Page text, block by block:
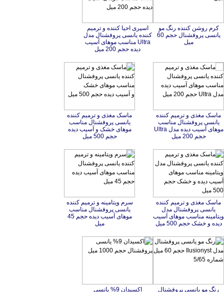
کرم روشن کننده رنگ مو
یانسی پروفشنال حجم 60
اسپری احیا کننده و ترمیم
کننده یانسی پروفشنال مدل
Ultra مناسب موهای آسیب
دیده حجم 200 میل
ماسک مغذی و ترمیم کننده
یانسی پروفشنال مناسب
موهای آسیب دیده مدل Ultra
حجم 200 میل
ماسک مغذی و ترمیم کننده
یانسی پروفشنال مناسب
موهای خشک و آسیب دیده
حجم 500 میل
ماسک مغذی و ترمیم کننده
یانسی پروفشنال مدل
ویتامینه مناسب موهای آسیب
دیده و خشک حجم 500 میل
سرم ویتامینه و ترمیم کننده
یانسی پروفشنال مناسب
موهای آسیب دیده حجم 45
میل